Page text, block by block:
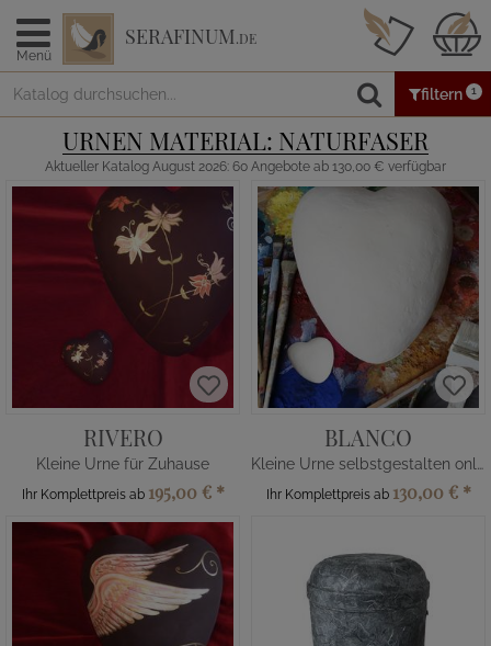
Menü
SERAFINUM.DE
filtern 1
URNEN MATERIAL: NATURFASER
Aktueller Katalog August 2026: 60 Angebote ab 130,00 € verfügbar
RIVERO
Kleine Urne für Zuhause
Ihr Komplettpreis ab 195,00 € *
BLANCO
Kleine Urne selbstgestalten online
Ihr Komplettpreis ab 130,00 € *